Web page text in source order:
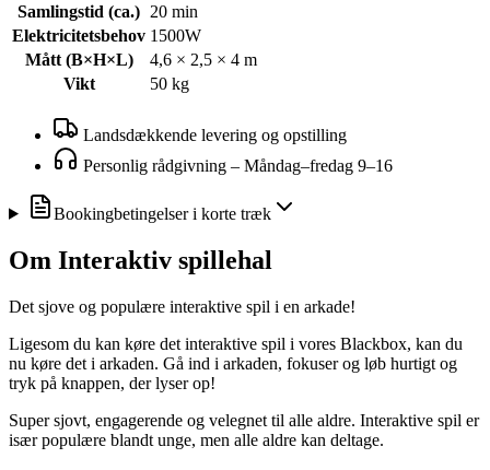
Samlingstid (ca.) 20 min
Elektricitetsbehov 1500W
Mått (B×H×L)
4,6 × 2,5 × 4 m
Vikt
50 kg
Landsdækkende levering og opstilling
Personlig rådgivning – Måndag–fredag 9–16
Bookingbetingelser i korte træk
Om Interaktiv spillehal
Det sjove og populære interaktive spil i en arkade!
Ligesom du kan køre det interaktive spil i vores Blackbox, kan du
nu køre det i arkaden. Gå ind i arkaden, fokuser og løb hurtigt og
tryk på knappen, der lyser op!
Super sjovt, engagerende og velegnet til alle aldre. Interaktive spil er
især populære blandt unge, men alle aldre kan deltage.